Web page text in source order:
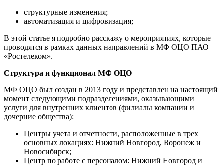
структурные изменения;
автоматизация и цифровизация;
В этой статье я подробно расскажу о мероприятиях, которые
проводятся в рамках данных направлений в МФ ОЦО ПАО
«Ростелеком».
Структура и функционал МФ ОЦО
МФ ОЦО был создан в 2013 году и представлен на настоящий
момент следующими подразделениями, оказывающими
услуги для внутренних клиентов (филиалы компании и
дочерние общества):
Центры учета и отчетности, расположенные в трех
основных локациях: Нижний Новгород, Воронеж и
Новосибирск;
Центр по работе с персоналом: Нижний Новгород и